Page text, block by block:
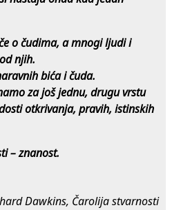
o čudima, a mnogi ljudi i
njih.
bića i čuda.
za još jednu, drugu vrstu
otkrivanja, pravih, istinskih
– znanost.
Dawkins, Čarolija stvarnosti